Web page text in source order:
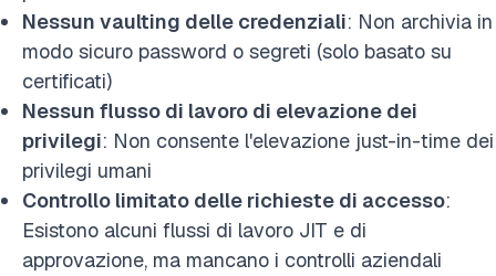
Nessun vaulting delle credenziali: Non archivia in
modo sicuro password o segreti (solo basato su
certificati)
Nessun flusso di lavoro di elevazione dei
privilegi: Non consente l'elevazione just-in-time dei
privilegi umani
Controllo limitato delle richieste di accesso:
Esistono alcuni flussi di lavoro JIT e di
approvazione, ma mancano i controlli aziendali